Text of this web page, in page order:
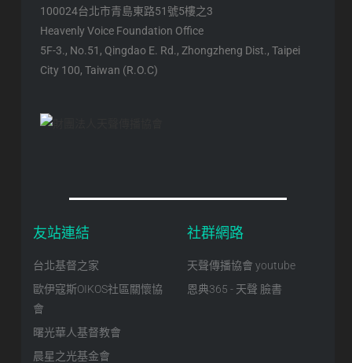
100024台北市青島東路51號5樓之3
Heavenly Voice Foundation Office
5F-3., No.51, Qingdao E. Rd., Zhongzheng Dist., Taipei
City 100, Taiwan (R.O.C)
友站連結
台北基督之家
歐伊寇斯OIKOS社區關懷協
會
曙光華人基督教會
晨星之光基金會
社群網路
天聲傳播協會 youtube
恩典365 - 天聲 臉書